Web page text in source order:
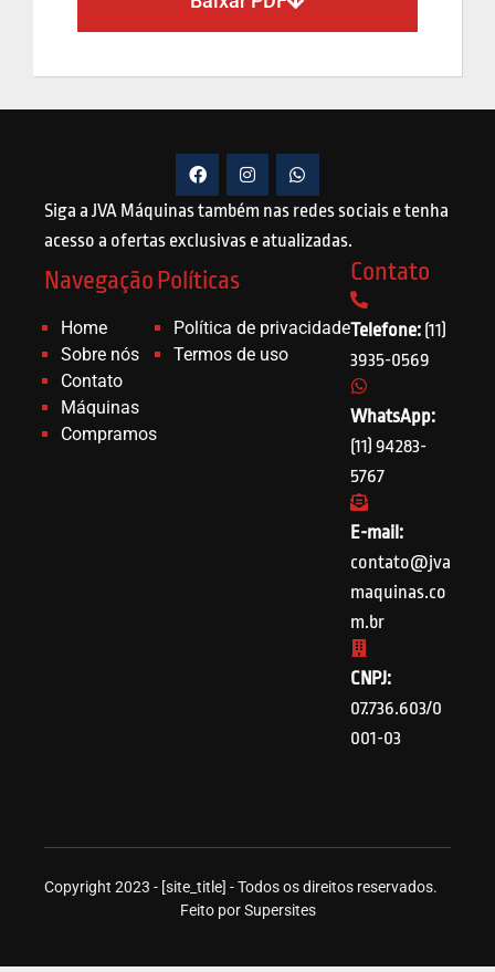
Siga a JVA Máquinas também nas redes sociais e tenha
acesso a ofertas exclusivas e atualizadas.
Navegação
Home
Sobre nós
Contato
Máquinas
Compramos
Políticas
Política de privacidade
Termos de uso
Contato
Telefone: (11)
3935-0569
WhatsApp:
(11) 94283-
5767
E-mail:
contato@jva
maquinas.co
m.br
CNPJ:
07.736.603/0
001-03
Copyright 2023 - [site_title] - Todos os direitos reservados.
Feito por Supersites